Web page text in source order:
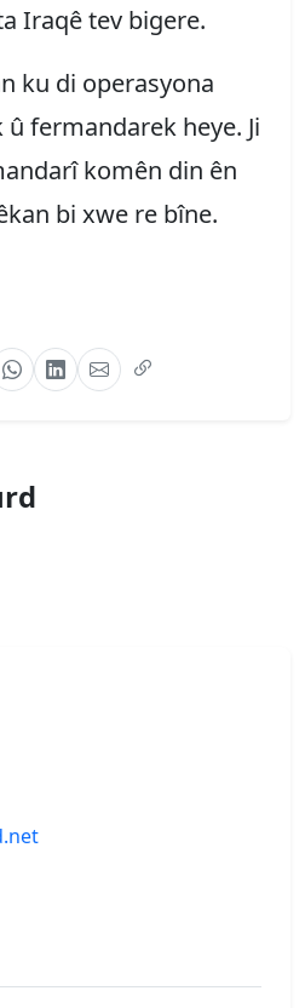
Iraqê tev bigere.
ku di operasyona
fermandarek heye. Ji
komên din ên
bi xwe re bîne.